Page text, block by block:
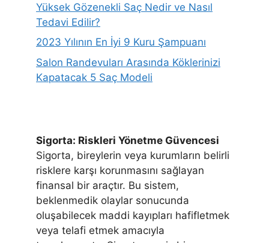
Yüksek Gözenekli Saç Nedir ve Nasıl
Tedavi Edilir?
2023 Yılının En İyi 9 Kuru Şampuanı
Salon Randevuları Arasında Köklerinizi
Kapatacak 5 Saç Modeli
Sigorta: Riskleri Yönetme Güvencesi
Sigorta, bireylerin veya kurumların belirli
risklere karşı korunmasını sağlayan
finansal bir araçtır. Bu sistem,
beklenmedik olaylar sonucunda
oluşabilecek maddi kayıpları hafifletmek
veya telafi etmek amacıyla